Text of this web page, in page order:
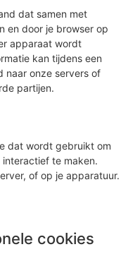
dat samen met
en door je browser op
apparaat wordt
kan tijdens een
naar onze servers of
partijen.
dat wordt gebruikt om
te maken.
of op je apparatuur.
cookies